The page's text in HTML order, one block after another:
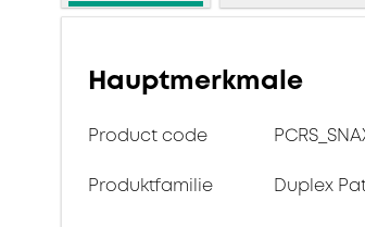
Hauptmerkmale
Product code
Produktfamilie Duplex